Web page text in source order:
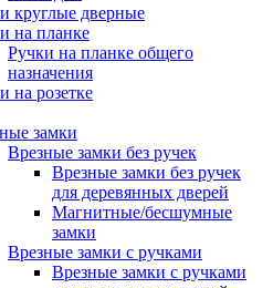
круглые дверные
на планке
Ручки на планке общего
назначения
на розетке
замки
Врезные замки без ручек
Врезные замки без ручек
для деревянных дверей
Магнитные/бесшумные
замки
Врезные замки с ручками
Врезные замки с ручками